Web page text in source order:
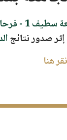
1 - فرحات عباس
إثر صدور نتائج
هنا